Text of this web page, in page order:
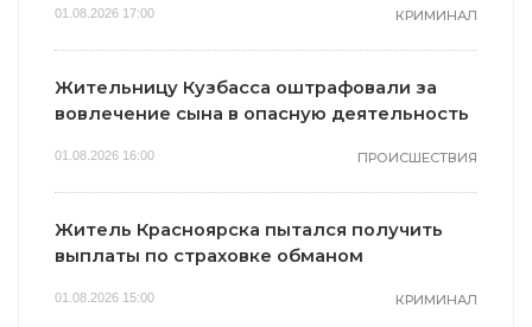
01.08.2026 17:00 КРИМИНАЛ
Жительницу Кузбасса оштрафовали за
вовлечение сына в опасную деятельность
01.08.2026 16:00 ПРОИСШЕСТВИЯ
Житель Красноярска пытался получить
выплаты по страховке обманом
01.08.2026 15:00 КРИМИНАЛ